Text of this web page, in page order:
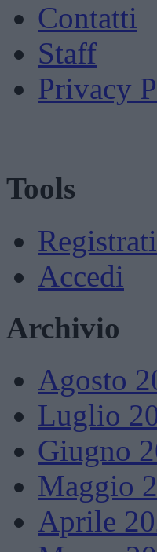
Contatti
Staff
Privacy
Tools
Registrati
Accedi
Archivio
Agosto
Luglio
Giugno
Maggio
Aprile